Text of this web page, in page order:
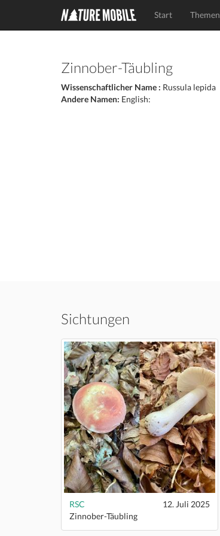
Start Themen
Zinnober-Täubling
Wissenschaftlicher Name : Russula lepida
Andere Namen: English:
Sichtungen
RSC
12. Juli 2025
Zinnober-Täubling